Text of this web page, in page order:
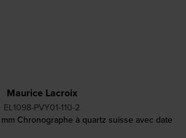
Maurice Lacroix
EL1098-PVY01-110-2
Chronographe à quartz suisse avec date